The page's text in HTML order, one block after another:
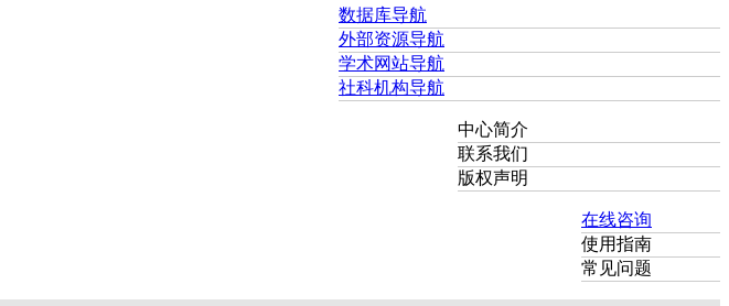
数据库导航
外部资源导航
学术网站导航
社科机构导航
中心简介
联系我们
版权声明
在线咨询
使用指南
常见问题